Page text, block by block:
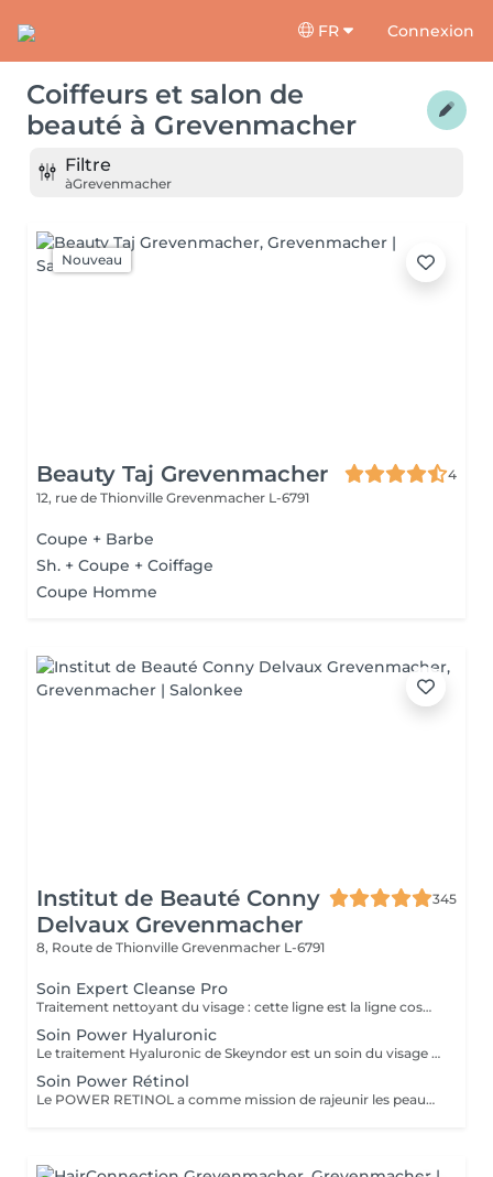
FR Connexion
Coiffeurs et salon de
beauté à Grevenmacher
Filtre
àGrevenmacher
Nouveau
Beauty Taj Grevenmacher
4
12, rue de Thionville Grevenmacher L-6791
Coupe + Barbe
Sh. + Coupe + Coiffage
Coupe Homme
Institut de Beauté Conny
Delvaux Grevenmacher
345
8, Route de Thionville Grevenmacher L-6791
Soin Expert Cleanse Pro
Traitement nettoyant du visage : cette ligne est la ligne cosmétique professionnelle dans le domaine de l'hygiène dermatologique du visage. Expert Cleanse Pro a été formulé avec des produits respectueux de l'environnement et, outre le nettoyage et le soin en profondeur, il est idéal pour la préparation de la peau.
Soin Power Hyaluronic
Le traitement Hyaluronic de Skeyndor est un soin du visage qui utilise l'acide hyaluronique pour hydrater, raffermir et repulper la peau. Il revitalise les peaux sèches, lisse les ridules et améliore la texture de la peau grâce à une hydratation intense et à des ingrédients nourrissants.
Soin Power Rétinol
Le POWER RETINOL a comme mission de rajeunir les peaux viellies par des causes naturelles ou par le soleil (photovieillissement)